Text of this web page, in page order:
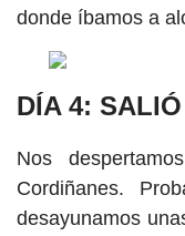
donde íbamos a
DÍA 4:
Nos
Cordiñanes.
desayunamos